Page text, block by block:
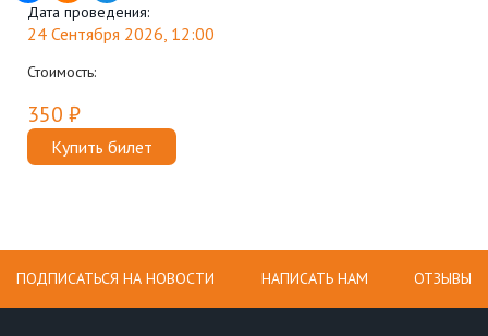
Дата проведения:
24 Сентября 2026, 12:00
Стоимость:
350 ₽
Купить билет
ПОДПИСАТЬСЯ НА НОВОСТИ НАПИСАТЬ НАМ ОТЗЫВЫ